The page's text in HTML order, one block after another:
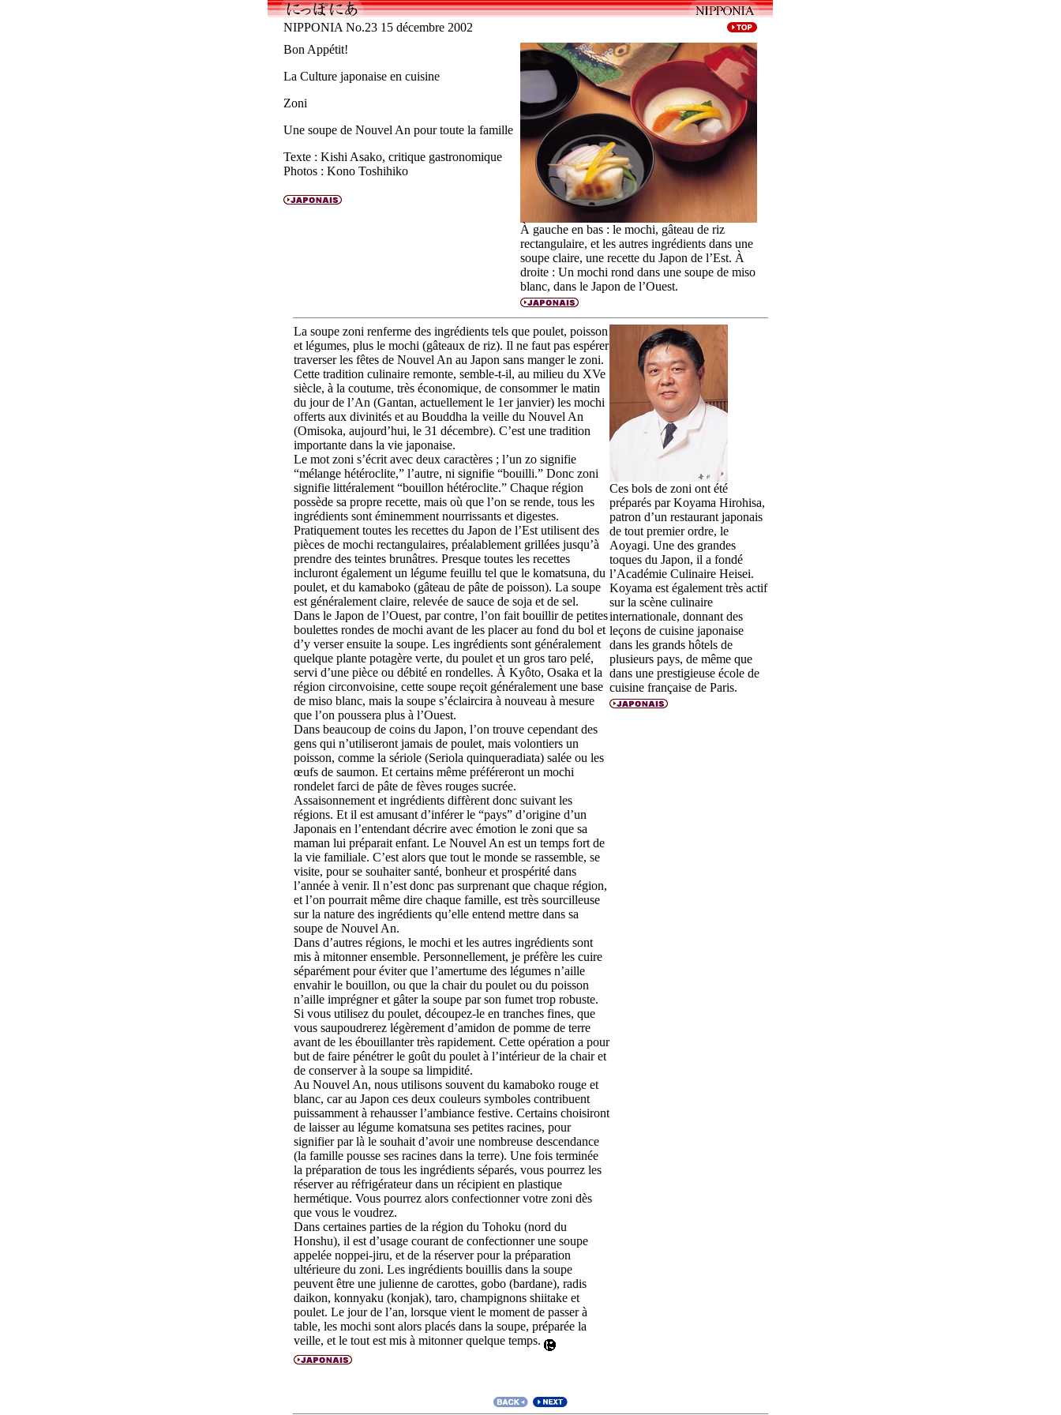
NIPPONIA No.23 15 décembre 2002
Bon Appétit!
La Culture japonaise en cuisine
Zoni
Une soupe de Nouvel An pour toute la famille
Texte : Kishi Asako, critique gastronomique
Photos : Kono Toshihiko
À gauche en bas : le mochi, gâteau de riz
rectangulaire, et les autres ingrédients dans une
soupe claire, une recette du Japon de l’Est. À
droite : Un mochi rond dans une soupe de miso
blanc, dans le Japon de l’Ouest.
La soupe zoni renferme des ingrédients tels que poulet, poisson
et légumes, plus le mochi (gâteaux de riz). Il ne faut pas espérer
traverser les fêtes de Nouvel An au Japon sans manger le zoni.
Cette tradition culinaire remonte, semble-t-il, au milieu du XVe
siècle, à la coutume, très économique, de consommer le matin
du jour de l’An (Gantan, actuellement le 1er janvier) les mochi
offerts aux divinités et au Bouddha la veille du Nouvel An
(Omisoka, aujourd’hui, le 31 décembre). C’est une tradition
importante dans la vie japonaise.
Le mot zoni s’écrit avec deux caractères ; l’un zo signifie
“mélange hétéroclite,” l’autre, ni signifie “bouilli.” Donc zoni
signifie littéralement “bouillon hétéroclite.” Chaque région
possède sa propre recette, mais où que l’on se rende, tous les
ingrédients sont éminemment nourrissants et digestes.
Pratiquement toutes les recettes du Japon de l’Est utilisent des
pièces de mochi rectangulaires, préalablement grillées jusqu’à
prendre des teintes brunâtres. Presque toutes les recettes
incluront également un légume feuillu tel que le komatsuna, du
poulet, et du kamaboko (gâteau de pâte de poisson). La soupe
est généralement claire, relevée de sauce de soja et de sel.
Dans le Japon de l’Ouest, par contre, l’on fait bouillir de petites
boulettes rondes de mochi avant de les placer au fond du bol et
d’y verser ensuite la soupe. Les ingrédients sont généralement
quelque plante potagère verte, du poulet et un gros taro pelé,
servi d’une pièce ou débité en rondelles. À Kyôto, Osaka et la
région circonvoisine, cette soupe reçoit généralement une base
de miso blanc, mais la soupe s’éclaircira à nouveau à mesure
que l’on poussera plus à l’Ouest.
Dans beaucoup de coins du Japon, l’on trouve cependant des
gens qui n’utiliseront jamais de poulet, mais volontiers un
poisson, comme la sériole (Seriola quinqueradiata) salée ou les
œufs de saumon. Et certains même préféreront un mochi
rondelet farci de pâte de fèves rouges sucrée.
Assaisonnement et ingrédients diffèrent donc suivant les
régions. Et il est amusant d’inférer le “pays” d’origine d’un
Japonais en l’entendant décrire avec émotion le zoni que sa
maman lui préparait enfant. Le Nouvel An est un temps fort de
la vie familiale. C’est alors que tout le monde se rassemble, se
visite, pour se souhaiter santé, bonheur et prospérité dans
l’année à venir. Il n’est donc pas surprenant que chaque région,
et l’on pourrait même dire chaque famille, est très sourcilleuse
sur la nature des ingrédients qu’elle entend mettre dans sa
soupe de Nouvel An.
Dans d’autres régions, le mochi et les autres ingrédients sont
mis à mitonner ensemble. Personnellement, je préfère les cuire
séparément pour éviter que l’amertume des légumes n’aille
envahir le bouillon, ou que la chair du poulet ou du poisson
n’aille imprégner et gâter la soupe par son fumet trop robuste.
Si vous utilisez du poulet, découpez-le en tranches fines, que
vous saupoudrerez légèrement d’amidon de pomme de terre
avant de les ébouillanter très rapidement. Cette opération a pour
but de faire pénétrer le goût du poulet à l’intérieur de la chair et
de conserver à la soupe sa limpidité.
Au Nouvel An, nous utilisons souvent du kamaboko rouge et
blanc, car au Japon ces deux couleurs symboles contribuent
puissamment à rehausser l’ambiance festive. Certains choisiront
de laisser au légume komatsuna ses petites racines, pour
signifier par là le souhait d’avoir une nombreuse descendance
(la famille pousse ses racines dans la terre). Une fois terminée
la préparation de tous les ingrédients séparés, vous pourrez les
réserver au réfrigérateur dans un récipient en plastique
hermétique. Vous pourrez alors confectionner votre zoni dès
que vous le voudrez.
Dans certaines parties de la région du Tohoku (nord du
Honshu), il est d’usage courant de confectionner une soupe
appelée noppei-jiru, et de la réserver pour la préparation
ultérieure du zoni. Les ingrédients bouillis dans la soupe
peuvent être une julienne de carottes, gobo (bardane), radis
daikon, konnyaku (konjak), taro, champignons shiitake et
poulet. Le jour de l’an, lorsque vient le moment de passer à
table, les mochi sont alors placés dans la soupe, préparée la
veille, et le tout est mis à mitonner quelque temps.
Ces bols de zoni ont été
préparés par Koyama Hirohisa,
patron d’un restaurant japonais
de tout premier ordre, le
Aoyagi. Une des grandes
toques du Japon, il a fondé
l’Académie Culinaire Heisei.
Koyama est également très actif
sur la scène culinaire
internationale, donnant des
leçons de cuisine japonaise
dans les grands hôtels de
plusieurs pays, de même que
dans une prestigieuse école de
cuisine française de Paris.